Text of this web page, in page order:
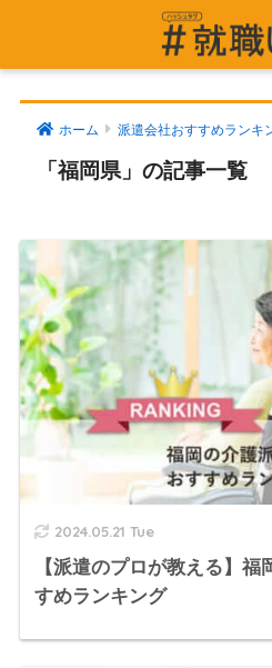
ホーム 派遣会社おすすめランキ
「福岡県」の記事一覧
2024.05.21 Tue
【派遣のプロが教える】
すめランキング